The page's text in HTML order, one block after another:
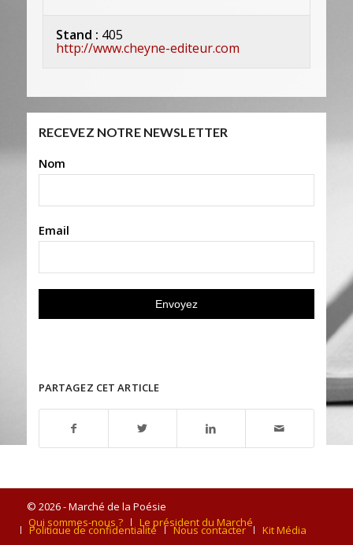
Stand : 405
http://www.cheyne-editeur.com
RECEVEZ NOTRE NEWSLETTER
Nom
Email
PARTAGEZ CET ARTICLE
© 2026 - Marché de la Poésie
Qui sommes-nous ?
Le président du Marché
Politique de confidentialité Nous contacter Kit Média